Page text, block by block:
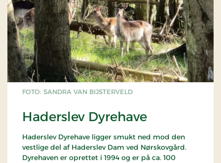
FOTO: SANDRA VAN BIJSTERVELD
Haderslev Dyrehave
Haderslev Dyrehave ligger smukt ned mod den
vestlige del af Haderslev Dam ved Nørskovgård.
Dyrehaven er oprettet i 1994 og er på ca. 100